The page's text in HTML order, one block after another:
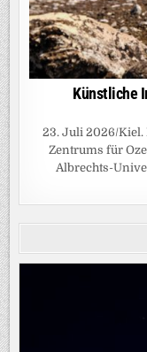
Künstliche
23. Juli 2026/Kiel.
Zentrums für
Albrechts-